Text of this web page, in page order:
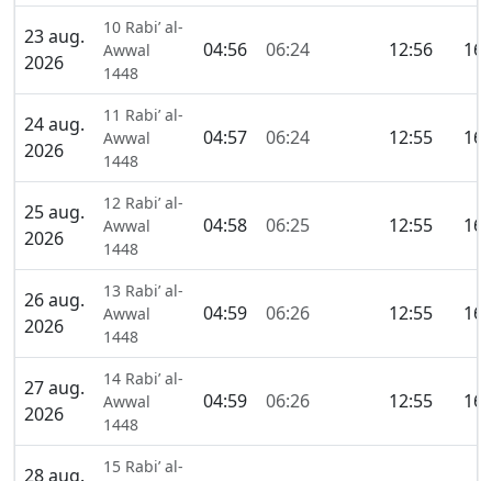
23 aug.
2026
10 Rabi’ al-
Awwal
1448
04:56 06:24 12:56
24 aug.
2026
11 Rabi’ al-
Awwal
1448
04:57 06:24 12:55
25 aug.
2026
12 Rabi’ al-
Awwal
1448
04:58 06:25 12:55
26 aug.
2026
13 Rabi’ al-
Awwal
1448
04:59 06:26 12:55
27 aug.
2026
14 Rabi’ al-
Awwal
1448
04:59 06:26 12:55
28 aug.
15 Rabi’ al-